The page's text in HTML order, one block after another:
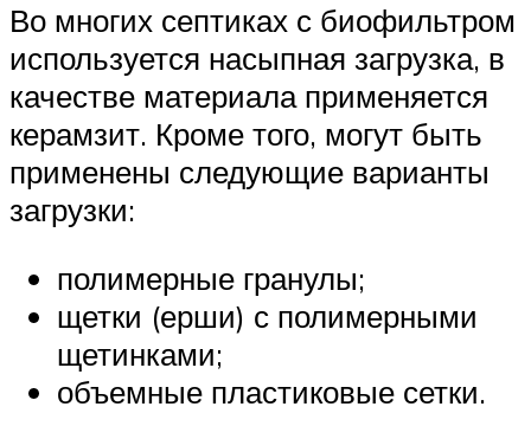
Во многих септиках с биофильтром
используется насыпная загрузка, в
качестве материала применяется
керамзит. Кроме того, могут быть
применены следующие варианты
загрузки:
полимерные гранулы;
щетки (ерши) с полимерными
щетинками;
объемные пластиковые сетки.